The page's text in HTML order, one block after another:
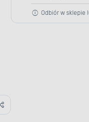
Odbiór w sklepie